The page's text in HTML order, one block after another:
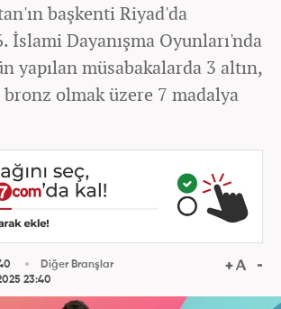
başkenti Riyad'da
İslami Dayanışma Oyunları'nda
yapılan müsabakalarda 3 altın,
bronz olmak üzere 7 madalya
23:40
Diğer Branşlar